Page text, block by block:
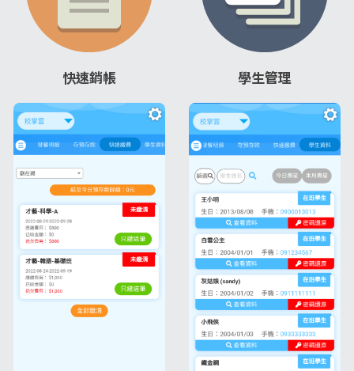
快速銷帳 學生管理